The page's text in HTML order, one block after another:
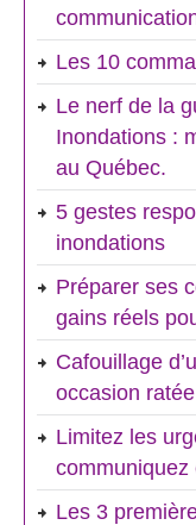
Les 10
Le nerf de la
Inondations :
au Québec.
5 gestes
inondations
Préparer ses
gains réels
Cafouillage
occasion
Limitez les
communiquez
Les 3